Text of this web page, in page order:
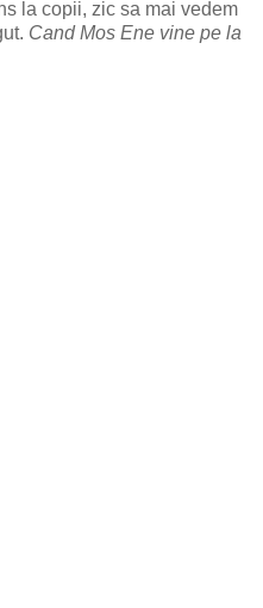
la copii, zic sa mai vedem
Cand Mos Ene vine pe la